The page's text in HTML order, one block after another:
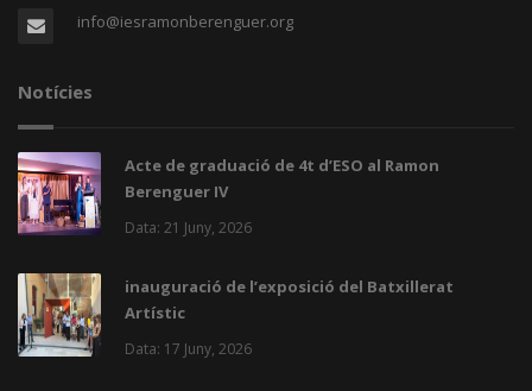
info@iesramonberenguer.org
Notícies
Acte de graduació de 4t d’ESO al Ramon
Berenguer IV
Data: 21 Juny, 2026
inauguració de l’exposició del Batxillerat
Artístic
Data: 17 Juny, 2026